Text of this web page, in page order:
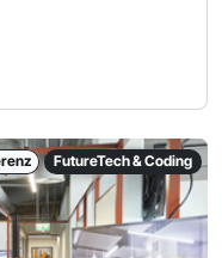
FutureTech & Coding